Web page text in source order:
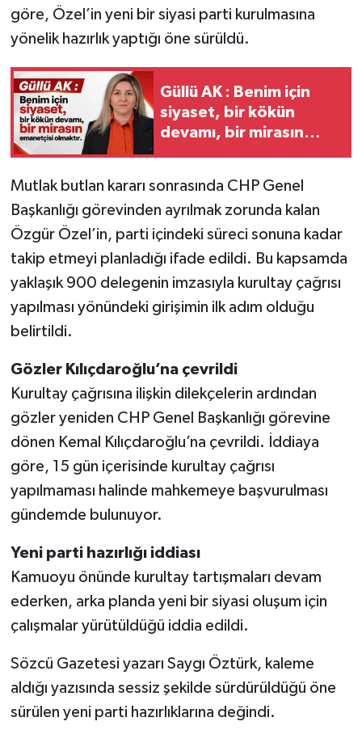
göre, Özel’in yeni bir siyasi parti kurulmasına
yönelik hazırlık yaptığı öne sürüldü.
Güllü AK : Benim için
siyaset, bir kökün
devamı, bir mirasın
Mutlak butlan kararı sonrasında CHP Genel
Başkanlığı görevinden ayrılmak zorunda kalan
Özgür Özel’in, parti içindeki süreci sonuna kadar
takip etmeyi planladığı ifade edildi. Bu kapsamda
yaklaşık 900 delegenin imzasıyla kurultay çağrısı
yapılması yönündeki girişimin ilk adım olduğu
belirtildi.
Gözler Kılıçdaroğlu’na çevrildi
Kurultay çağrısına ilişkin dilekçelerin ardından
gözler yeniden CHP Genel Başkanlığı görevine
dönen Kemal Kılıçdaroğlu’na çevrildi. İddiaya
göre, 15 gün içerisinde kurultay çağrısı
yapılmaması halinde mahkemeye başvurulması
gündemde bulunuyor.
Yeni parti hazırlığı iddiası
Kamuoyu önünde kurultay tartışmaları devam
ederken, arka planda yeni bir siyasi oluşum için
çalışmalar yürütüldüğü iddia edildi.
Sözcü Gazetesi yazarı Saygı Öztürk, kaleme
aldığı yazısında sessiz şekilde sürdürüldüğü öne
sürülen yeni parti hazırlıklarına değindi.